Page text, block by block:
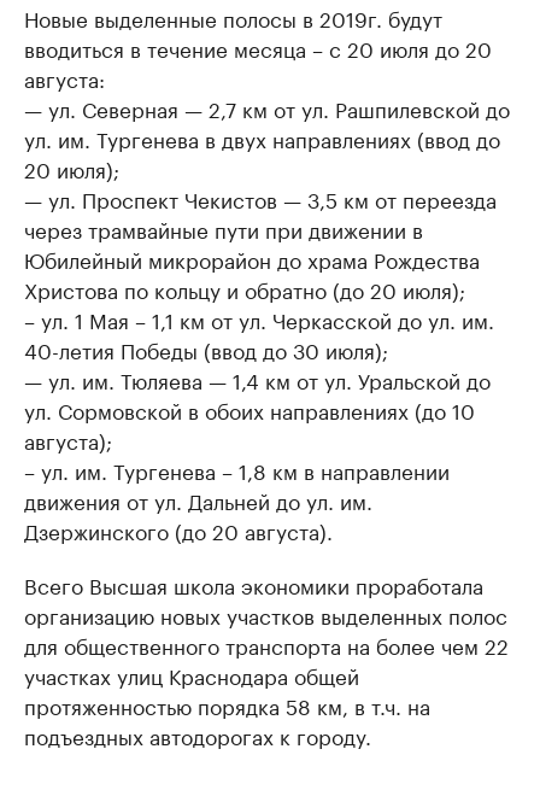
Новые выделенные полосы в 2019г. будут
вводиться в течение месяца – с 20 июля до 20
августа:
— ул. Северная — 2,7 км от ул. Рашпилевской до
ул. им. Тургенева в двух направлениях (ввод до
20 июля);
— ул. Проспект Чекистов — 3,5 км от переезда
через трамвайные пути при движении в
Юбилейный микрорайон до храма Рождества
Христова по кольцу и обратно (до 20 июля);
– ул. 1 Мая – 1,1 км от ул. Черкасской до ул. им.
40-летия Победы (ввод до 30 июля);
— ул. им. Тюляева — 1,4 км от ул. Уральской до
ул. Сормовской в обоих направлениях (до 10
августа);
– ул. им. Тургенева – 1,8 км в направлении
движения от ул. Дальней до ул. им.
Дзержинского (до 20 августа).
Всего Высшая школа экономики проработала
организацию новых участков выделенных полос
для общественного транспорта на более чем 22
участках улиц Краснодара общей
протяженностью порядка 58 км, в т.ч. на
подъездных автодорогах к городу.